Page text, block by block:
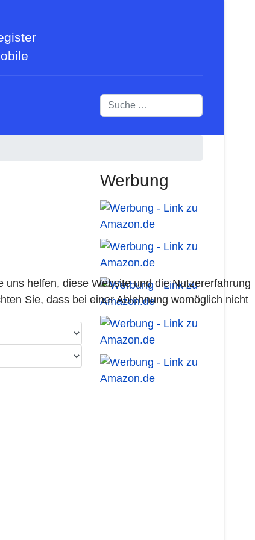
Suchen
Werbung
helfen, diese Website und die Nutzererfahrung
Sie, dass bei einer Ablehnung womöglich nicht